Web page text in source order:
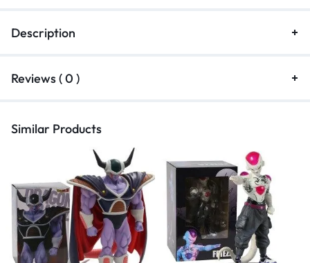
Description
Reviews ( 0 )
Similar Products